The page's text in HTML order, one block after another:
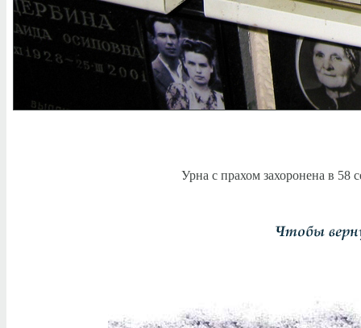
Урна с прахом захоронена в 58